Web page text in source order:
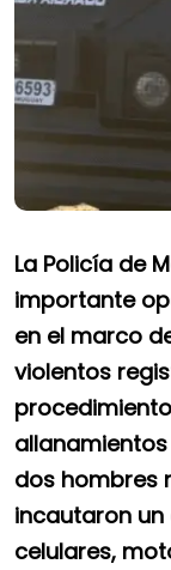
La Policía de
importante
en el marco
violentos
dos hombres
incautaron
celulares,